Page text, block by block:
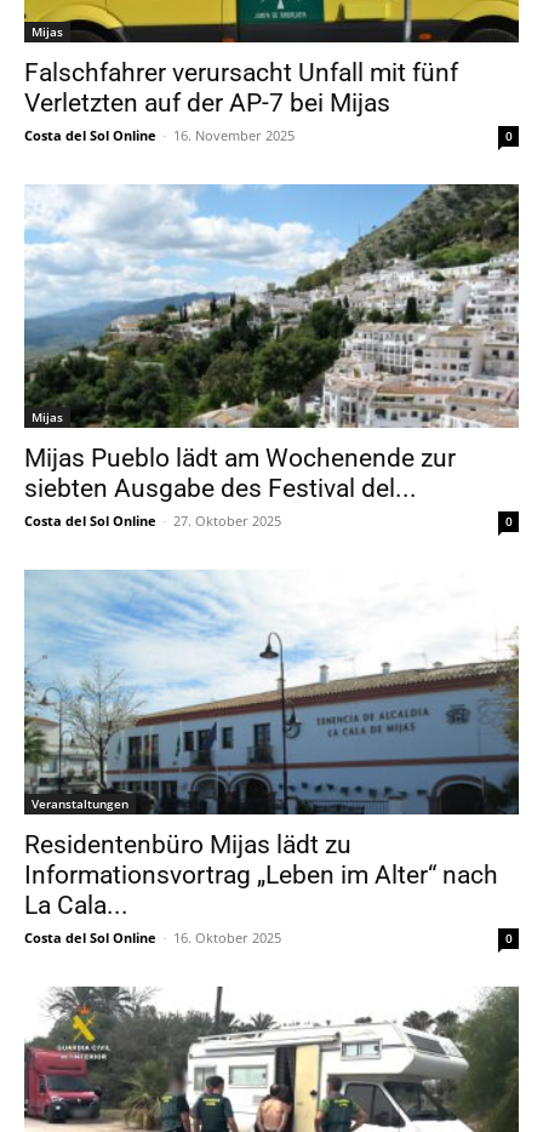
Mijas
Falschfahrer verursacht Unfall mit fünf
Verletzten auf der AP-7 bei Mijas
Costa del Sol Online - 16. November 2025 0
Mijas
Mijas Pueblo lädt am Wochenende zur
siebten Ausgabe des Festival del...
Costa del Sol Online - 27. Oktober 2025 0
Veranstaltungen
Residentenbüro Mijas lädt zu
Informationsvortrag „Leben im Alter“ nach
La Cala...
Costa del Sol Online - 16. Oktober 2025 0